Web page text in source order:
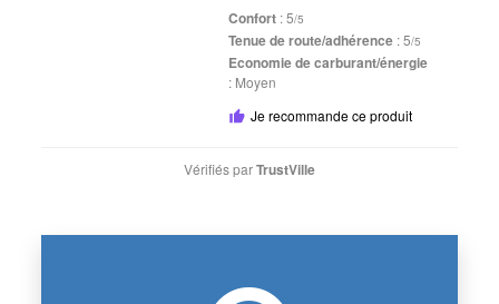
Confort : 5/5
Tenue de route/adhérence : 5/5
Economie de carburant/énergie
: Moyen
Je recommande ce produit
Vérifiés parTrustVille